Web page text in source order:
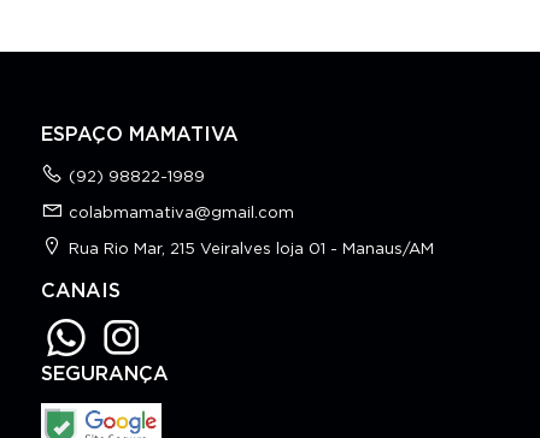
ESPAÇO MAMATIVA
(92) 98822-1989
colabmamativa@gmail.com
Rua Rio Mar, 215 Veiralves loja 01 - Manaus/AM
CANAIS
SEGURANÇA